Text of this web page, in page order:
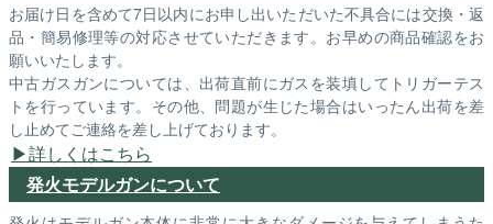
お届け日を含めて7日以内にお申し出いただいた不具合には交換・返
品・簡易修理等の対応させていただきます。お早めの商品確認をお
願いいたします。
中古ガスガンについては、出荷直前にガスを装填してトリガーテス
トを行っています。その他、問題が生じた場合はいったん出荷を差
し止めてご連絡を差し上げております。
詳しくはこちら
発火モデルガンについて